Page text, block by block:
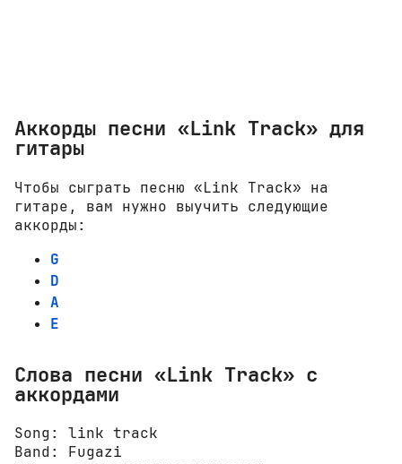
Аккорды песни «Link Track» для
гитары
Чтобы сыграть песню «Link Track» на
гитаре, вам нужно выучить следующие
аккорды:
G
D
A
E
Слова песни «Link Track» с
аккордами
Song: link track
Band: Fugazi